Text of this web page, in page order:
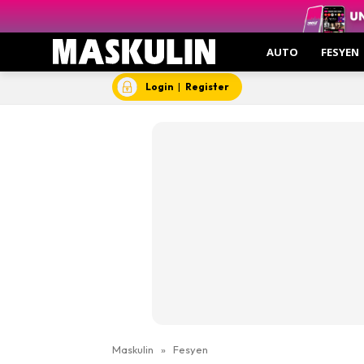
AUTO FESYEN
Login | Register
Maskulin » Fesyen